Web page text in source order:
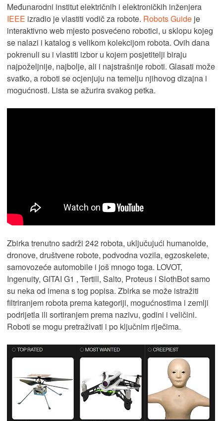
Međunarodni institut električnih i elektroničkih inženjera
IEEE izradio je vlastiti vodič za robote. Robots Guide je
interaktivno web mjesto posvećeno robotici, u sklopu kojeg
se nalazi i katalog s velikom kolekcijom robota. Ovih dana
pokrenuli su i vlastiti izbor u kojem posjetitelji biraju
najpoželjnije, najbolje, ali i najstrašnije roboti. Glasati može
svatko, a roboti se ocjenjuju na temelju njihovog dizajna i
mogućnosti. Lista se ažurira svakog petka.
Zbirka trenutno sadrži 242 robota, uključujući humanoide,
dronove, društvene robote, podvodna vozila, egzoskelete,
samovozeće automobile i još mnogo toga. LOVOT,
Ingenuity, GITAI G1 , Tertill, Salto, Proteus i SlothBot samo
su neka od imena s tog popisa. Zbirka se može istražiti
filtriranjem robota prema kategoriji, mogućnostima i zemlji
podrijetla ili sortiranjem prema nazivu, godini i veličini.
Roboti se mogu pretraživati i po ključnim riječima.